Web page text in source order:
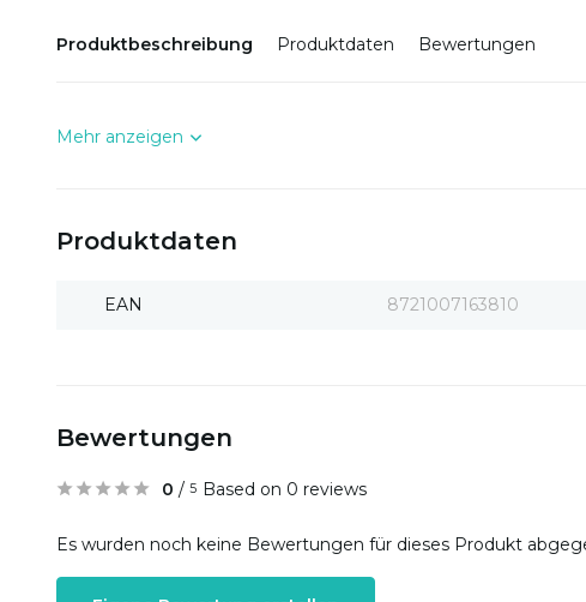
Produktbeschreibung Produktdaten Bewertungen
Mehr anzeigen
Produktdaten
EAN 8721007163810
Bewertungen
0 / 5 Based on 0 reviews
Es wurden noch keine Bewertungen für dieses Produkt